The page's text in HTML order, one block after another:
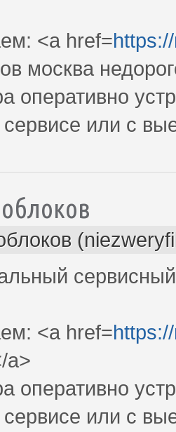
<a href=
москва
оперативно
сервисе или с
<a href=
a>
оперативно
сервисе или с